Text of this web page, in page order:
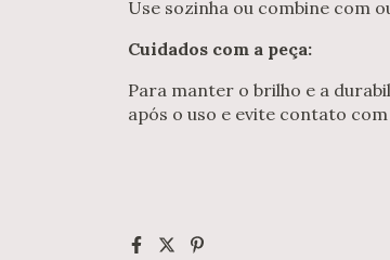
Use sozinha ou combine com
Cuidados com a peça:
Para manter o brilho e a
após o uso e evite contato